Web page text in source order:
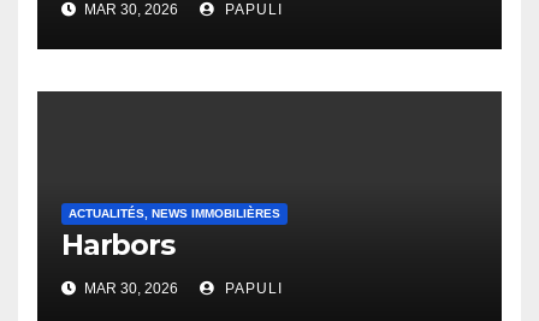
MAR 30, 2026 PAPULI
ACTUALITÉS, NEWS IMMOBILIÈRES
Harbors
MAR 30, 2026 PAPULI